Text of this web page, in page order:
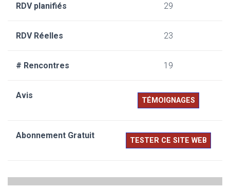
29
23
19
TÉMOIGNAGES
TESTER CE SITE WEB